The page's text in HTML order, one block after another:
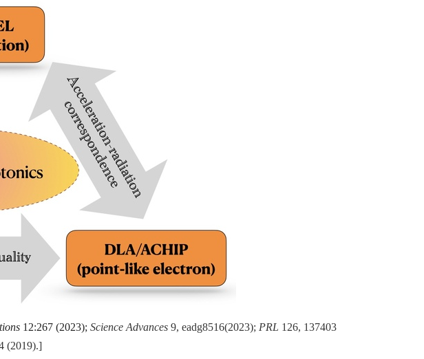
12:267 (2023); Science Advances9, eadg8516(2023); PRL 126, 137403
(2019).]